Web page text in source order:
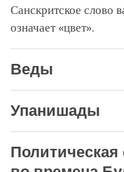
Санскритское слово
означает «цвет».
Веды
Упанишады